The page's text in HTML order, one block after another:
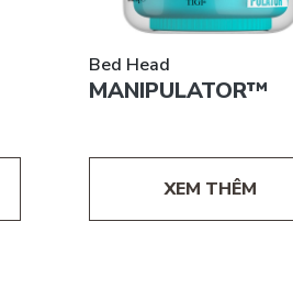
Bed Head
MANIPULATOR™
XEM THÊM